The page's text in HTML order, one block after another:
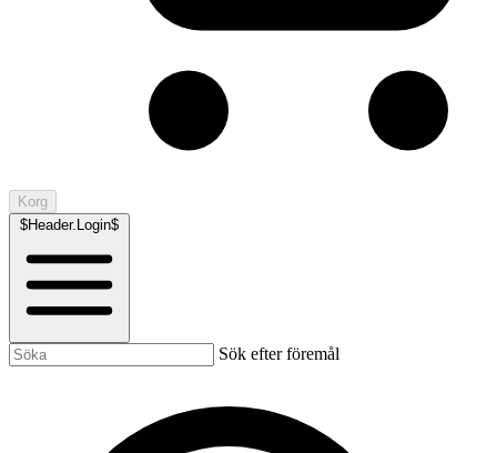
Korg
$Header.Login$
Sök efter föremål